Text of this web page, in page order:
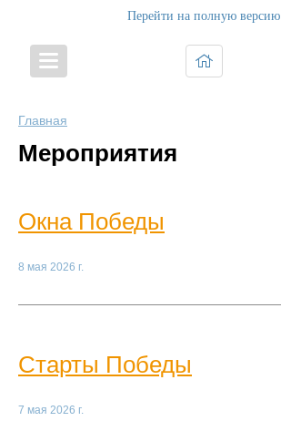
Перейти на полную версию
Главная
Мероприятия
Окна Победы
8 мая 2026 г.
Старты Победы
7 мая 2026 г.